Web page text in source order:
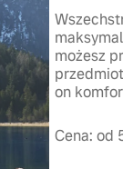
możesz
on
Cena: od